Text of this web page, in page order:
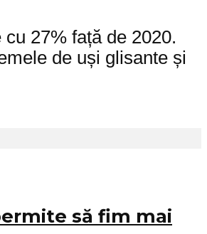
27% față de 2020.
de uși glisante și
să fim mai